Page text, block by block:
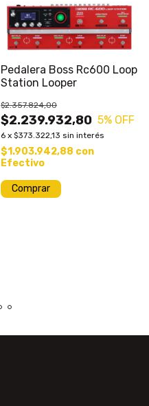
Pedalera Boss Rc600 Loop
Station Looper
$2.239.932,80
$2.357.824,00
5% OFF
6 x $373.322,13 sin interés
$1.903.942,88 con
Efectivo